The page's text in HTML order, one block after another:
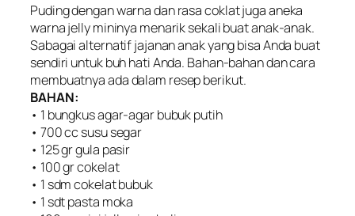
Puding dengan warna dan rasa coklat juga aneka
warna jelly mininya menarik sekali buat anak-anak.
Sabagai alternatif jajanan anak yang bisa Anda buat
sendiri untuk buh hati Anda. Bahan-bahan dan cara
membuatnya ada dalam resep berikut.
BAHAN:
• 1 bungkus agar-agar bubuk putih
• 700 cc susu segar
• 125 gr gula pasir
• 100 gr cokelat
• 1 sdm cokelat bubuk
• 1 sdt pasta moka